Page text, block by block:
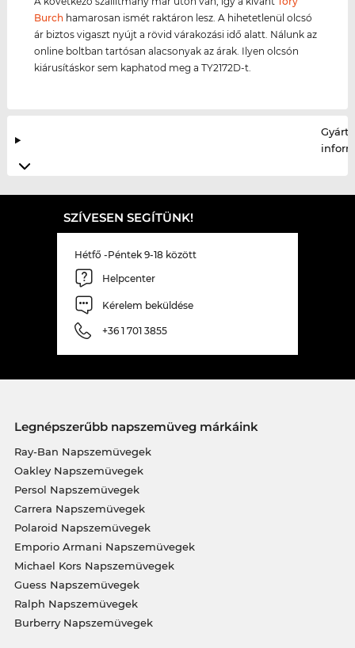
Burch hamarosan ismét raktáron lesz. A hihetetlenül olcsó
ár biztos vigaszt nyújt a rövid várakozási idő alatt. Nálunk az
online boltban tartósan alacsonyak az árak. Ilyen olcsón
kiárusításkor sem kaphatod meg a TY2172D-t.
SZÍVESEN SEGÍTÜNK!
Hétfő -Péntek 9-18 között
Helpcenter
Kérelem beküldése
+36 1 701 3855
Legnépszerűbb napszemüveg márkáink
Ray-Ban Napszemüvegek
Oakley Napszemüvegek
Persol Napszemüvegek
Carrera Napszemüvegek
Polaroid Napszemüvegek
Emporio Armani Napszemüvegek
Michael Kors Napszemüvegek
Guess Napszemüvegek
Ralph Napszemüvegek
Burberry Napszemüvegek